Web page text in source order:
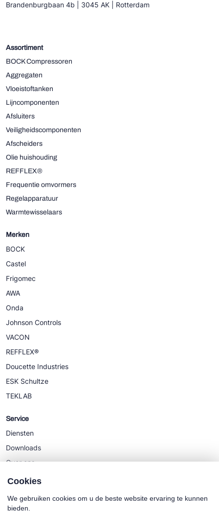
Brandenburgbaan 4b | 3045 AK | Rotterdam
Assortiment
BOCK Compressoren
Aggregaten
Vloeistoftanken
Lijncomponenten
Afsluiters
Veiligheidscomponenten
Afscheiders
Olie huishouding
REFFLEX®
Frequentie omvormers
Regelapparatuur
Warmtewisselaars
Merken
BOCK
Castel
Frigomec
AWA
Onda
Johnson Controls
VACON
REFFLEX®
Doucette Industries
ESK Schultze
TEKLAB
Service
Diensten
Downloads
Over ons
Nieuws
Cookies
We gebruiken cookies om u de beste website ervaring te kunnen
bieden.